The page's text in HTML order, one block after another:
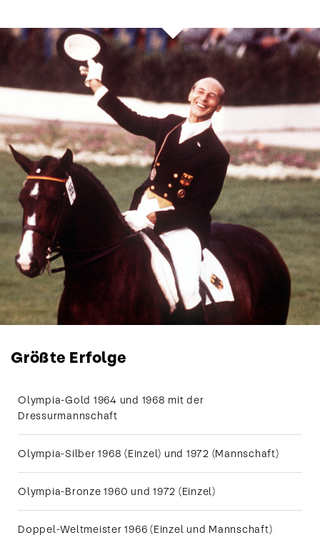
Josef Neckermann
Reitsport
Größte Erfolge
Olympia-Gold 1964 und 1968 mit der
Dressurmannschaft
Olympia-Silber 1968 (Einzel) und 1972 (Mannschaft)
Olympia-Bronze 1960 und 1972 (Einzel)
Doppel-Weltmeister 1966 (Einzel und Mannschaft)